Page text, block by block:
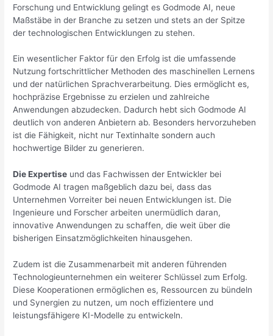
Forschung und Entwicklung gelingt es Godmode AI, neue
Maßstäbe in der Branche zu setzen und stets an der Spitze
der technologischen Entwicklungen zu stehen.
Ein wesentlicher Faktor für den Erfolg ist die umfassende
Nutzung fortschrittlicher Methoden des maschinellen Lernens
und der natürlichen Sprachverarbeitung. Dies ermöglicht es,
hochpräzise Ergebnisse zu erzielen und zahlreiche
Anwendungen abzudecken. Dadurch hebt sich Godmode AI
deutlich von anderen Anbietern ab. Besonders hervorzuheben
ist die Fähigkeit, nicht nur Textinhalte sondern auch
hochwertige Bilder zu generieren.
Die Expertise und das Fachwissen der Entwickler bei
Godmode AI tragen maßgeblich dazu bei, dass das
Unternehmen Vorreiter bei neuen Entwicklungen ist. Die
Ingenieure und Forscher arbeiten unermüdlich daran,
innovative Anwendungen zu schaffen, die weit über die
bisherigen Einsatzmöglichkeiten hinausgehen.
Zudem ist die Zusammenarbeit mit anderen führenden
Technologieunternehmen ein weiterer Schlüssel zum Erfolg.
Diese Kooperationen ermöglichen es, Ressourcen zu bündeln
und Synergien zu nutzen, um noch effizientere und
leistungsfähigere KI-Modelle zu entwickeln.